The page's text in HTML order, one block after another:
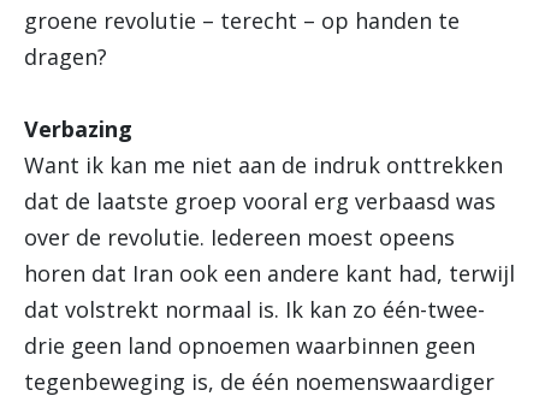
groene revolutie – terecht – op handen te
dragen?
Verbazing
Want ik kan me niet aan de indruk onttrekken
dat de laatste groep vooral erg verbaasd was
over de revolutie. Iedereen moest opeens
horen dat Iran ook een andere kant had, terwijl
dat volstrekt normaal is. Ik kan zo één-twee-
drie geen land opnoemen waarbinnen geen
tegenbeweging is, de één noemenswaardiger